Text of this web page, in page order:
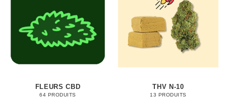
FLEURS CBD
64 PRODUITS
THV N-10
13 PRODUITS